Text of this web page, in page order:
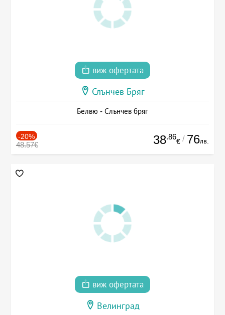
виж офертата
Слънчев Бряг
Белвю - Слънчев бряг
-20%
48.57€ 38.86
€ / 76лв.
виж офертата
Велинград